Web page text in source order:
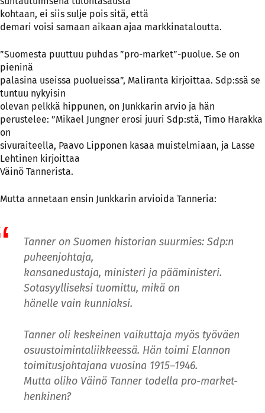
kohtaan, ei siis sulje pois sitä, että
demari voisi samaan aikaan ajaa markkinataloutta.
”Suomesta puuttuu puhdas ”pro-market”-puolue. Se on
pieninä
palasina useissa puolueissa”, Maliranta kirjoittaa. Sdp:ssä se
tuntuu nykyisin
olevan pelkkä hippunen, on Junkkarin arvio ja hän
perustelee: ”Mikael Jungner erosi juuri Sdp:stä, Timo Harakka
on
sivuraiteella, Paavo Lipponen kasaa muistelmiaan, ja Lasse
Lehtinen kirjoittaa
Väinö Tannerista.
Mutta annetaan ensin Junkkarin arvioida Tanneria:
Tanner on Suomen historian suurmies: Sdp:n
puheenjohtaja,
kansanedustaja, ministeri ja pää­ministeri.
Sotasyylliseksi tuomittu, mikä on
hänelle vain kunniaksi.
Tanner oli keskeinen vaikuttaja myös työväen
osuustoimintaliikkeessä. Hän toimi Elannon
toimitusjohtajana vuosina 1915–1946.
Mutta oliko Väinö Tanner todella pro-market-
henkinen?